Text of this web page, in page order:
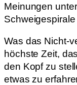
Meinungen
Schweigespirale
Was das Nicht-
höchste Zeit,
den Kopf zu
etwas zu